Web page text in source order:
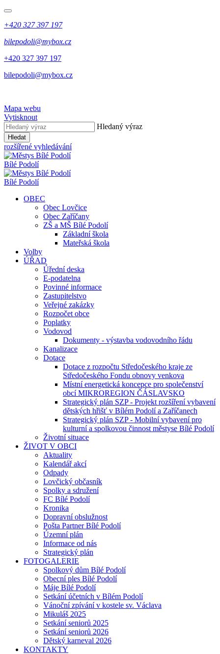
+420 327 397 197
bilepodoli@mybox.cz
+420 327 397 197
bilepodoli@mybox.cz
Mapa webu
Vytisknout
Hledaný výraz
Hledat
rozšířené vyhledávání
Bílé Podolí
Bílé Podolí
OBEC
Obec Lovčice
Obec Zaříčany
ZŠ a MŠ Bílé Podolí
Základní škola
Mateřská škola
Volby
ÚŘAD
Úřední deska
E-podatelna
Povinné informace
Zastupitelstvo
Veřejné zakázky
Rozpočet obce
Poplatky
Vodovod
Dokumenty - výstavba vodovodního řádu
Kanalizace
Dotace
Dotace z rozpočtu Středočeského kraje ze
Středočeského Fondu obnovy venkova
Místní energetická koncepce pro společenství
obcí MIKROREGION ČÁSLAVSKO
Strategický plán SZP - Projekt rozšíření vybavení
dětských hřišť v Bílém Podolí a Zaříčanech
Strategický plán SZP - Mobilní vybavení pro
kulturní a spolkovou činnost městyse Bílé Podolí
Životní situace
ŽIVOT V OBCI
Aktuality
Kalendář akcí
Odpady
Lovčický občasník
Spolky a sdružení
FC Bílé Podolí
Kronika
Dopravní obslužnost
Pošta Partner Bílé Podolí
Územní plán
Informace od nás
Strategický plán
FOTOGALERIE
Spolkový dům Bílé Podolí
Obecní ples Bílé Podolí
Máje Bílé Podolí
Setkání účetních v Bílém Podolí
Vánoční zpívání v kostele sv. Václava
Mikuláš 2025
Setkání seniorů 2025
Setkání seniorů 2026
Dětský karneval 2026
KONTAKTY